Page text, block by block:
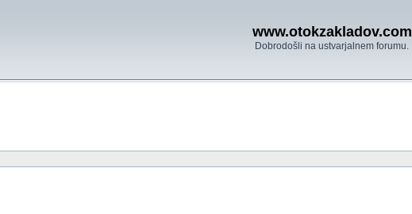
www.otokzakladov.com
Dobrodošli na ustvarjalnem forumu.